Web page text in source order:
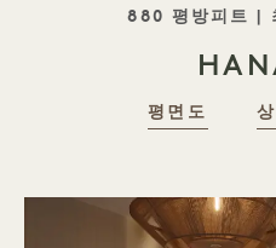
태그라인
880 평방피트 |
평면도